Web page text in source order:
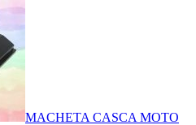
MACHETA CASCA MOTO